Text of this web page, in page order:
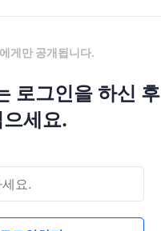
게만 공개됩니다.
로그인을 하신 후
세요.